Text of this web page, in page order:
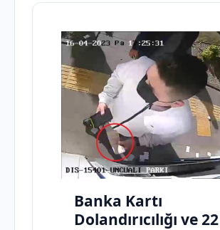
Banka Kartı
Dolandırıcılığı ve 22